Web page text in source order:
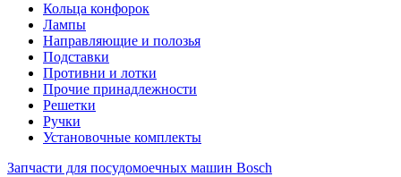
Кольца конфорок
Лампы
Направляющие и полозья
Подставки
Противни и лотки
Прочие принадлежности
Решетки
Ручки
Установочные комплекты
Запчасти для посудомоечных машин Bosch